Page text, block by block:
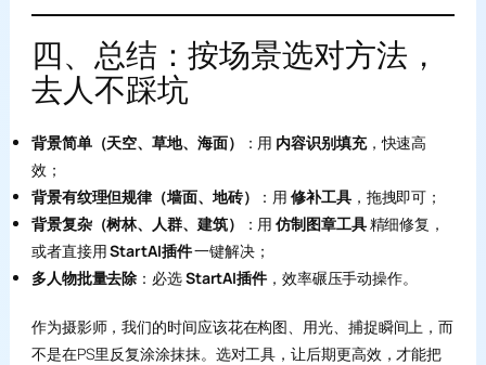
四、总结：按场景选对方法，
去人不踩坑
背景简单（天空、草地、海面） ：用 内容识别填充，快速高
效；
背景有纹理但规律（墙面、地砖）
：用修补工具，拖拽即可；
背景复杂（树林、人群、建筑）
：用仿制图章工具精细修复，
或者直接用StartAI插件一键解决；
多人物批量去除 ：必选StartAI插件，效率碾压手动操作。
作为摄影师，我们的时间应该花在构图、用光、捕捉瞬间上，而
不是在PS里反复涂涂抹抹。选对工具，让后期更高效，才能把